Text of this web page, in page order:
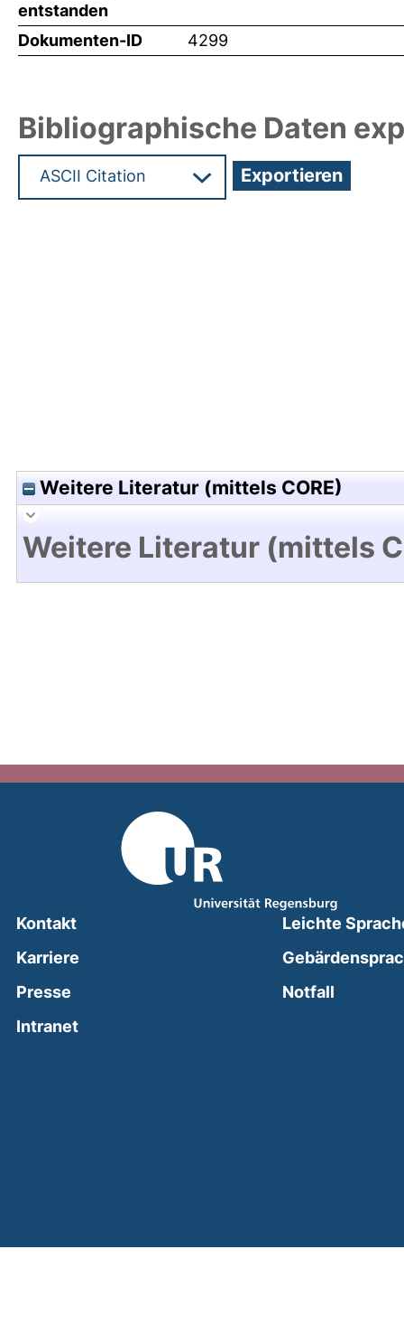
entstanden
Dokumenten-ID 4299
Bibliographische Daten
Weitere Literatur (mittels CORE)
Weitere Literatur (mittels
Kontakt
Karriere
Presse
Intranet(external link, opens in a new window)
Leichte
Notfall